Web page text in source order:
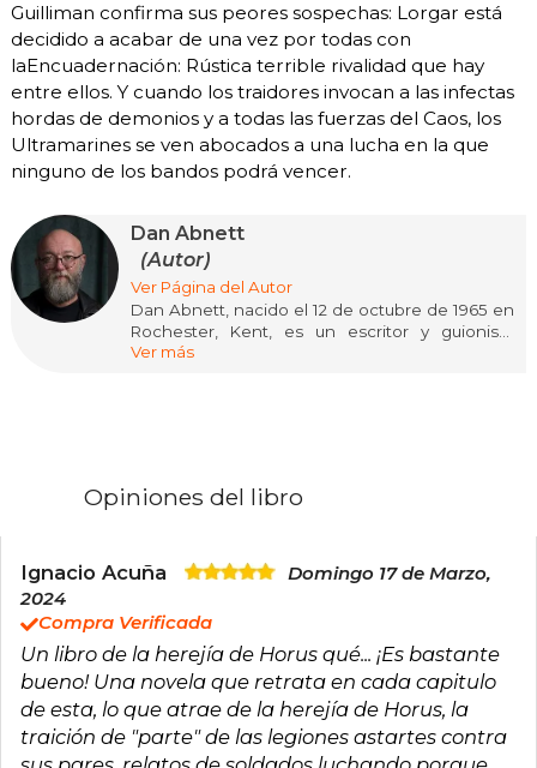
Guilliman confirma sus peores sospechas: Lorgar está
decidido a acabar de una vez por todas con
laEncuadernación: Rústica terrible rivalidad que hay
entre ellos. Y cuando los traidores invocan a las infectas
hordas de demonios y a todas las fuerzas del Caos, los
Ultramarines se ven abocados a una lucha en la que
ninguno de los bandos podrá vencer.
Dan Abnett
(Autor)
Ver Página del Autor
​Dan Abnett, nacido el 12 de octubre de 1965 en
Rochester, Kent, es un escritor y guionista
británico reconocido por sus contribuciones en
novelas ambientadas en el universo de
Eisenhorn. Además, ha participado en la serie
Señor de la Guerra" (2006). Su obra "La
Fundación", primer ómnibus de "Los Fantasmas
de Gaunt", ha sido bien recibida por la crítica.
Abnett ha vendido más de dos millones de
copias de sus novelas y continúa siendo una
figura influyente en la literatura de ciencia
ficción militar.
Ver más
Opiniones del libro
Ignacio Acuña
Domingo 17 de Marzo,
2024
Compra Verificada
Un libro de la herejía de Horus qué... ¡Es bastante
bueno! Una novela que retrata en cada capitulo
de esta, lo que atrae de la herejía de Horus, la
traición de "parte" de las legiones astartes contra